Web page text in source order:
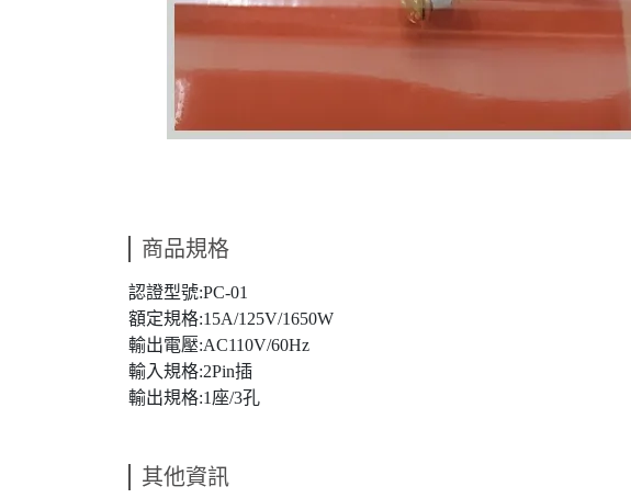
商品規格
認證型號:PC-01
額定規格:15A/125V/1650W
輸出電壓:AC110V/60Hz
輸入規格:2Pin插
輸出規格:1座/3孔
其他資訊